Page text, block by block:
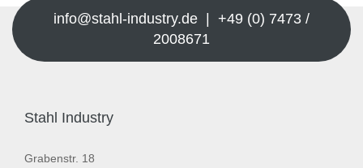
info@stahl-industry.de | +49 (0) 7473 /
2008671
Stahl Industry
Grabenstr. 18